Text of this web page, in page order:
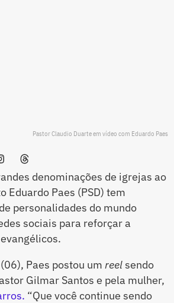
Pastor Claudio Duarte em vídeo com Eduardo Paes
denominações de igrejas ao
Eduardo Paes (PSD) tem
personalidades do mundo
sociais para reforçar a
Paes postou um reel sendo
Gilmar Santos e pela mulher,
“Que você continue sendo